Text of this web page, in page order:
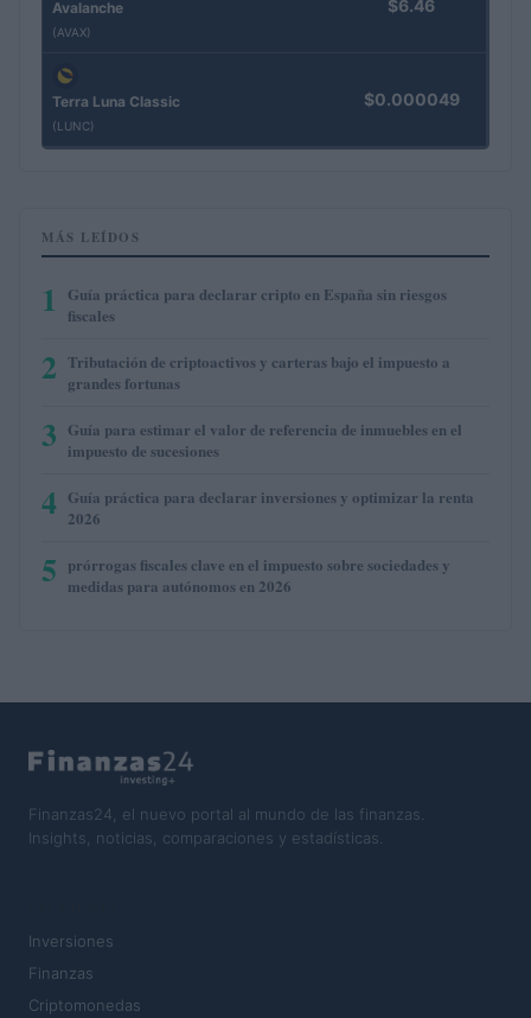
Avalanche
(AVAX)
$6.46
Terra Luna Classic
(LUNC)
$0.000049
MÁS LEÍDOS
1
Guía práctica para declarar cripto en España sin riesgos
fiscales
2 Tributación de criptoactivos y carteras bajo el impuesto a
grandes fortunas
3 Guía para estimar el valor de referencia de inmuebles en el
impuesto de sucesiones
4 Guía práctica para declarar inversiones y optimizar la renta
2026
5 prórrogas fiscales clave en el impuesto sobre sociedades y
medidas para autónomos en 2026
Finanzas24, el nuevo portal al mundo de las finanzas.
Insights, noticias, comparaciones y estadísticas.
Inversiones
Finanzas
Criptomonedas